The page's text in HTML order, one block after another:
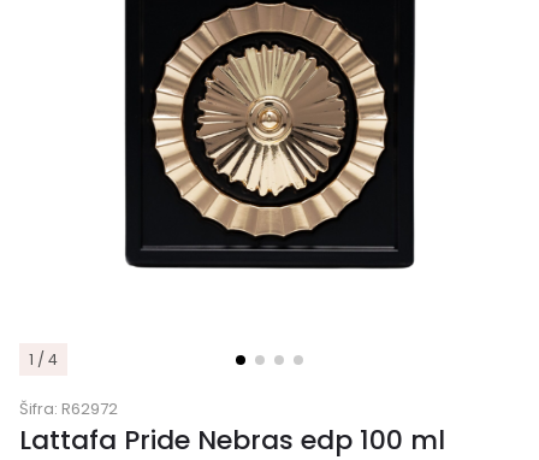
1 / 4
Šifra: R62972
Lattafa Pride Nebras edp 100 ml